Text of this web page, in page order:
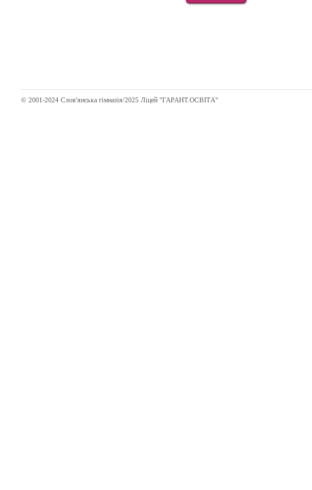
© 2001-2024 Слов'янська гімназія/2025 Ліцей "ГАРАНТ.ОСВІТА"